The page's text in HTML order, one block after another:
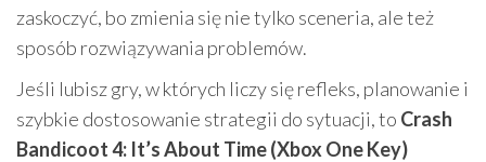
zaskoczyć, bo zmienia się nie tylko sceneria, ale też
sposób rozwiązywania problemów.
Jeśli lubisz gry, w których liczy się refleks, planowanie i
szybkie dostosowanie strategii do sytuacji, to Crash
Bandicoot 4: It’s About Time (Xbox One Key)